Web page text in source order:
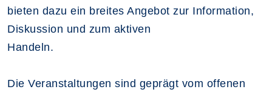
bieten dazu ein breites Angebot zur Information,
Diskussion und zum aktiven
Handeln.
Die Veranstaltungen sind geprägt vom offenen